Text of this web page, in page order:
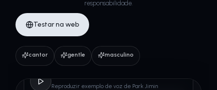
responsabilidade.
Testar na web
cantor gentle masculino
Reproduzir exemplo de voz de Park Jimin